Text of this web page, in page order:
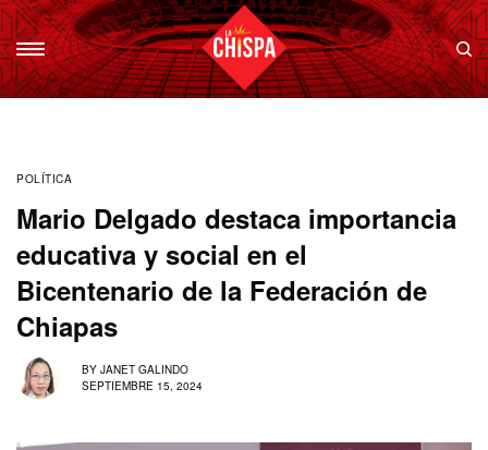
POLÍTICA
Mario Delgado destaca importancia
educativa y social en el
Bicentenario de la Federación de
Chiapas
BY JANET GALINDO
SEPTIEMBRE 15, 2024